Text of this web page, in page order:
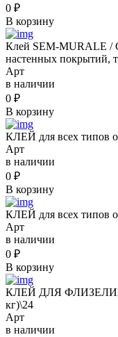
0 ₽
В корзину
Клей SEM-MURALE
настенных покрытий,
Арт
в наличии
0 ₽
В корзину
КЛЕЙ для всех типов
Арт
в наличии
0 ₽
В корзину
КЛЕЙ для всех типов
Арт
в наличии
0 ₽
В корзину
КЛЕЙ ДЛЯ
кг)\24
Арт
в наличии